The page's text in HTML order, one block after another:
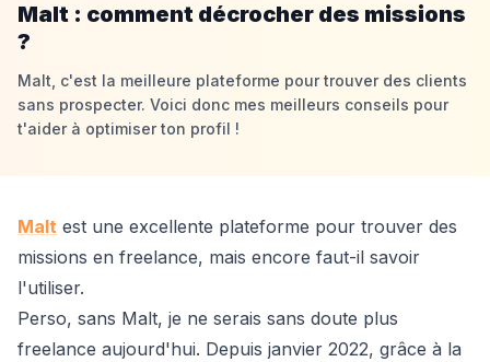
Malt : comment décrocher des missions
?
Malt, c'est la meilleure plateforme pour trouver des clients
sans prospecter. Voici donc mes meilleurs conseils pour
t'aider à optimiser ton profil !
Malt est une excellente plateforme pour trouver des
missions en freelance, mais encore faut-il savoir
l'utiliser.
Perso, sans Malt, je ne serais sans doute plus
freelance aujourd'hui. Depuis janvier 2022, grâce à la